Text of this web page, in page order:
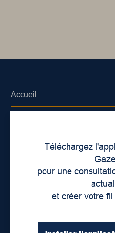
Téléchargez
pour une
et créer votre
Accueil
Déontologie et confidentialité